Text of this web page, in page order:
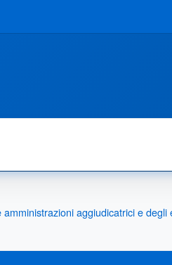
amministrazioni aggiudicatrici e